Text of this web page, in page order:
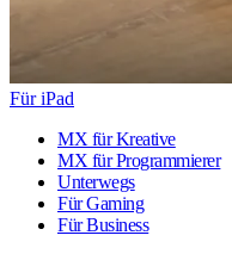
Für iPad
MX für Kreative
MX für Programmierer
Unterwegs
Für Gaming
Für Business